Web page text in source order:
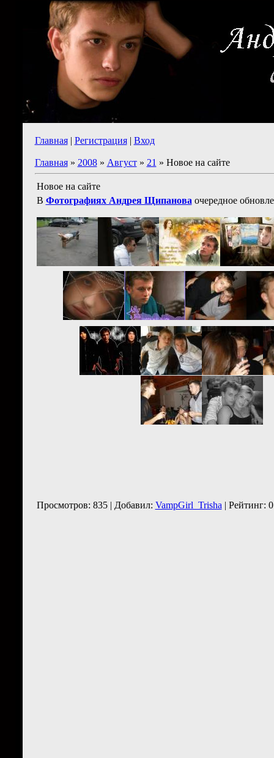
Главная| Регистрация| Вход
Главная» 2008 » Август » 21 » Новое на сайте
Новое на сайте
В Фотографиях Андрея Щипанова очередное
Просмотров: 835 | Добавил: VampGirl_Trisha | Рейтинг: